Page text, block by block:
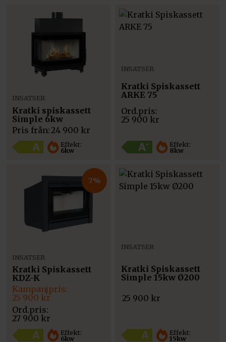
Effekt:
6kw
INSATSER
Kratki spiskassett
Simple 6kw
Pris från:24 900 kr
Effekt:
8kw
INSATSER
Kratki Spiskassett
ARKE 75
25 900 kr
7%
Effekt:
6kw
INSATSER
Kratki Spiskassett
KDZ-K
27 900 kr
Det
ursprungliga
priset
var:
27
900 kr.
25 900 kr
Det
nuvarande
priset
är:
25
900 kr.
Effekt:
15kw
INSATSER
Kratki Spiskassett
Simple 15kw Ø200
25 900 kr